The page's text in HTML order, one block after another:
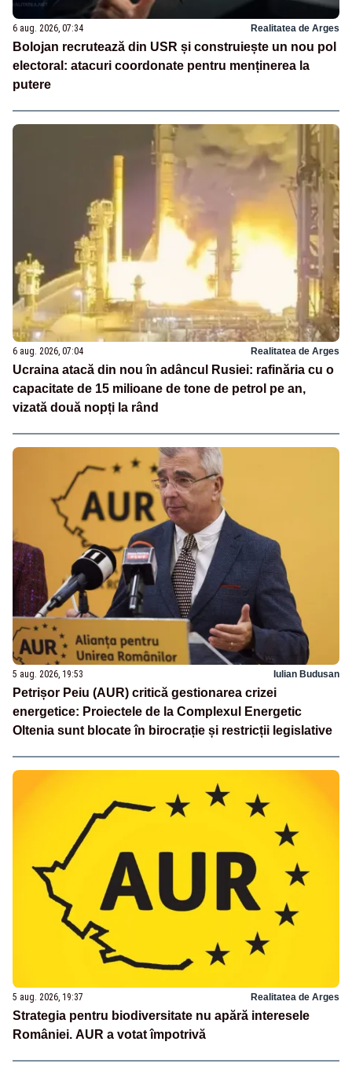
6 aug. 2026, 07:34 Realitatea de Arges
Bolojan recrutează din USR și construiește un nou pol
electoral: atacuri coordonate pentru menținerea la
putere
6 aug. 2026, 07:04 Realitatea de Arges
Ucraina atacă din nou în adâncul Rusiei: rafinăria cu o
capacitate de 15 milioane de tone de petrol pe an,
vizată două nopți la rând
5 aug. 2026, 19:53 Iulian Budusan
Petrișor Peiu (AUR) critică gestionarea crizei
energetice: Proiectele de la Complexul Energetic
Oltenia sunt blocate în birocrație și restricții legislative
5 aug. 2026, 19:37 Realitatea de Arges
Strategia pentru biodiversitate nu apără interesele
României. AUR a votat împotrivă